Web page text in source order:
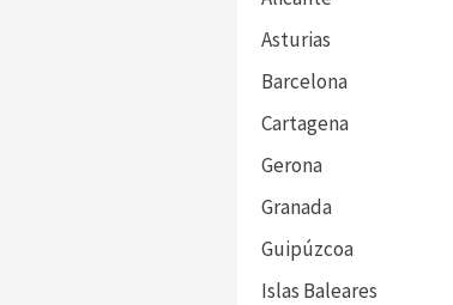
Asturias
Barcelona
Cartagena
Gerona
Granada
Guipúzcoa
Islas Baleares